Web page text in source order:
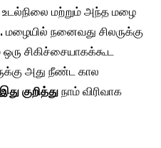
உடல்நிலை மற்றும் அந்த மழை
மழையில் நனைவது சிலருக்கு
சிகிச்சையாகக்கூட
அது நீண்ட கால
இது குறித்து நாம் விரிவாக